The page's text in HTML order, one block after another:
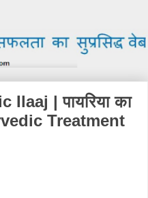
| पायरिया का
Treatment